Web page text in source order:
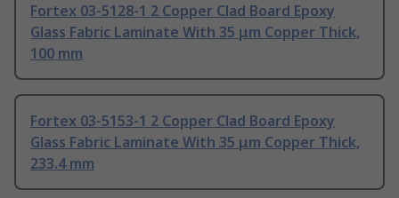
Fortex 03-5128-1 2 Copper Clad Board Epoxy
Glass Fabric Laminate With 35 μm Copper Thick,
100 mm
Fortex 03-5153-1 2 Copper Clad Board Epoxy
Glass Fabric Laminate With 35 μm Copper Thick,
233.4 mm